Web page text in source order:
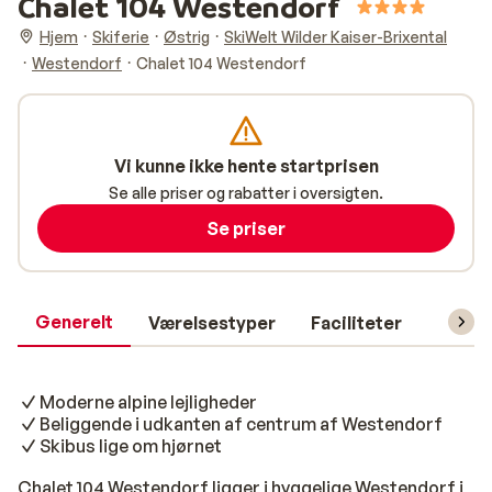
Hjem Skiferie Østrig
SkiWelt Wilder Kaiser-Brixental
Westendorf
Chalet 104 Westendorf
Generelt Værelsestyper Faciliteter
Moderne alpine lejligheder
Beliggende i udkanten af centrum af Westendorf
Skibus lige om hjørnet
Chalet 104 Westendorf ligger i hyggelige Westendorf i
Vi kunne ikke hente startprisen
Se alle priser og rabatter i oversigten.
Se priser